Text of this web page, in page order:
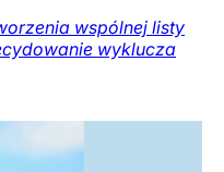
wspólnej listy
wyklucza